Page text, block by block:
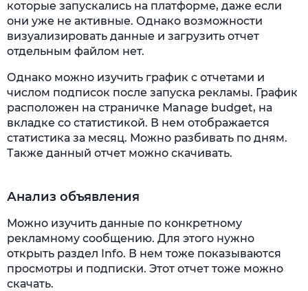
которые запускались на платформе, даже если
они уже не активные. Однако возможности
визуализировать данные и загрузить отчет
отдельным файлом нет.
Однако можно изучить график с отчетами и
числом подписок после запуска рекламы. График
расположен на страничке Manage budget, на
вкладке со статистикой. В нем отображается
статистика за месяц. Можно разбивать по дням.
Также данный отчет можно скачивать.
Анализ объявления
Можно изучить данные по конкретному
рекламному сообщению. Для этого нужно
открыть раздел Info. В нем тоже показываются
просмотры и подписки. Этот отчет тоже можно
скачать.